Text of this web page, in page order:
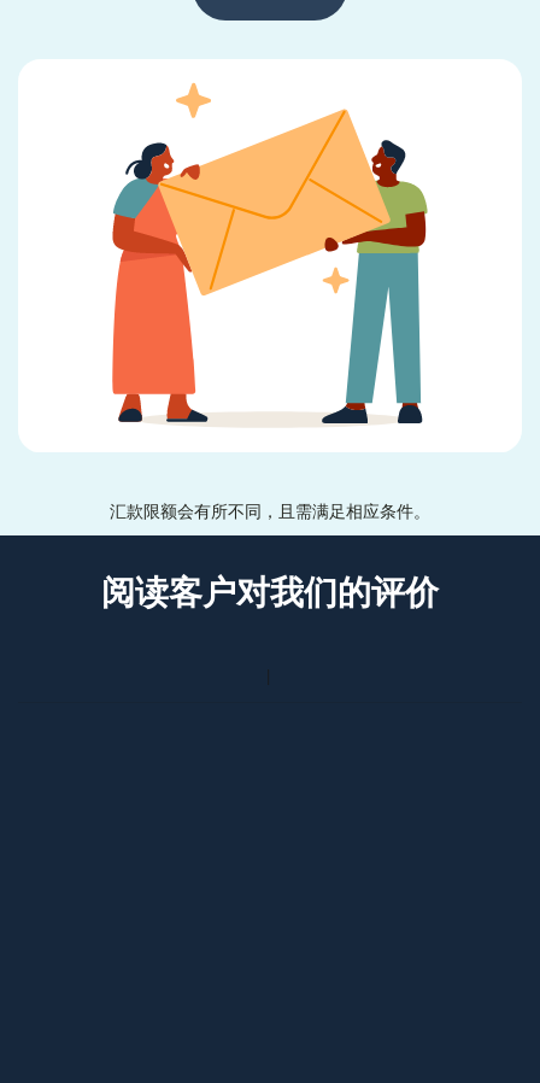
汇款限额会有所不同，且需满足相应条件。
阅读客户对我们的评价